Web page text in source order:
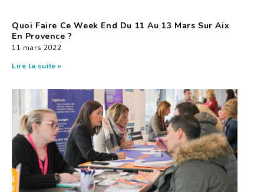
Quoi Faire Ce Week End Du 11 Au 13 Mars Sur Aix
En Provence ?
11 mars 2022
Lire la suite »